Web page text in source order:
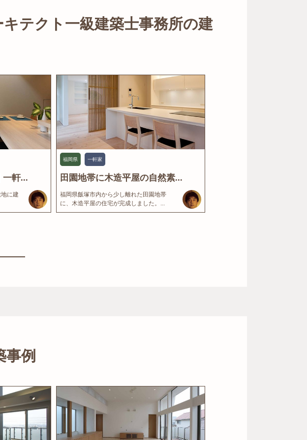
テクト一級建築士事務所の建
一軒...
に建
福岡県 一軒家
田園地帯に木造平屋の自然素...
福岡県飯塚市内から少し離れた田園地帯
に、木造平屋の住宅が完成しました。...
事例